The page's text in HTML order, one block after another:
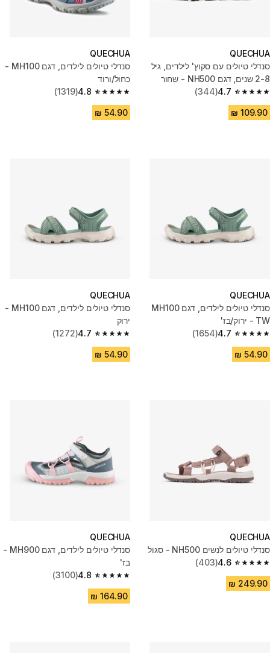
QUECHUA
סנדלי טיולים עם סקוץ' לילדים, גיל
2-8 שנים, דגם NH500 - שחור
4.7
4.7 out of 5 stars from 344 reviews
(344)
QUECHUA
סנדלי טיולים לילדים, דגם MH100 -
כחול/ורוד
4.8
4.8 out of 5 stars from 1319 reviews
(1319)
QUECHUA
סנדלי טיולים לילדים, דגם MH100
TW - ירוק/בז'
4.7
4.7 out of 5 stars from 1654 reviews
(1654)
QUECHUA
סנדלי טיולים לילדים, דגם MH100 -
ירוק
4.7
4.7 out of 5 stars from 1272 reviews
(1272)
QUECHUA
סנדלי טיולים לנשים NH500 - סגול
4.6
4.6 out of 5 stars from 403 reviews
(403)
QUECHUA
סנדלי טיולים לילדים, דגם MH900 -
בז'
4.8
4.8 out of 5 stars from 3100 reviews
(3100)